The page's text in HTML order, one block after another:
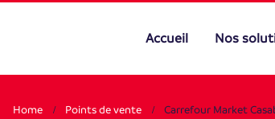
Accueil Nos
Home Points de vente Carrefour Market